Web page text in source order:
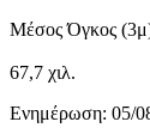
Μέσος Όγκος
67,7 χιλ.
Ενημέρωση: 05/